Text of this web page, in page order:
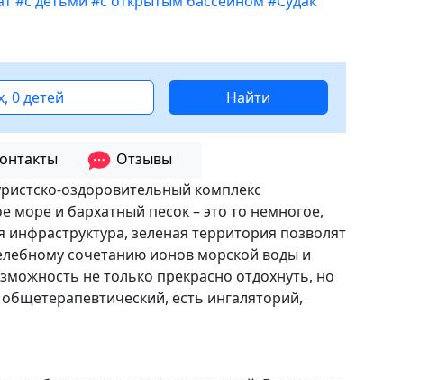
0 детей Найти
Отзывы
оздоровительный комплекс
море и бархатный песок – это то немногое,
зеленая территория позволят
сочетанию ионов морской воды и
не только прекрасно отдохнуть, но
есть ингаляторий,